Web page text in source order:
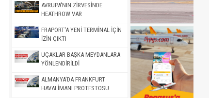
AVRUPA'NIN ZİRVESİNDE
HEATHROW VAR
FRAPORT'A YENİ TERMİNAL İÇİN
İZİN ÇIKTI
UÇAKLAR BAŞKA MEYDANLARA
YÖNLENDİRİLDİ
ALMANYA'DA FRANKFURT
HAVALİMANI PROTESTOSU